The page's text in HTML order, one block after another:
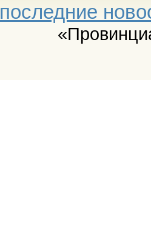
последние